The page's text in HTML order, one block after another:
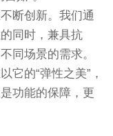
断创新。我们通
同时，兼具抗
同场景的需求。
它的“弹性之美”，
功能的保障，更